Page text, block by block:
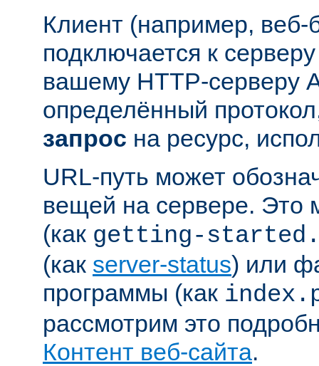
Клиент (например, веб-
подключается к
вашему HTTP-серверу
определённый
запрос на ресурс,
URL-путь может
вещей на сервере. Это
(как getting-
(как server-status) или
программы (как
рассмотрим это
Контент веб-сайта.